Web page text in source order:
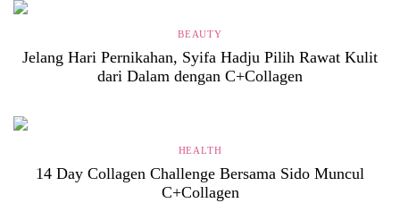
BEAUTY
Jelang Hari Pernikahan, Syifa Hadju Pilih Rawat Kulit
dari Dalam dengan C+Collagen
HEALTH
14 Day Collagen Challenge Bersama Sido Muncul
C+Collagen